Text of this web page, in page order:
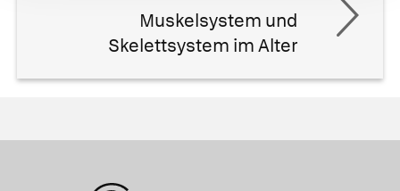
Muskelsystem und
Skelettsystem im Alter